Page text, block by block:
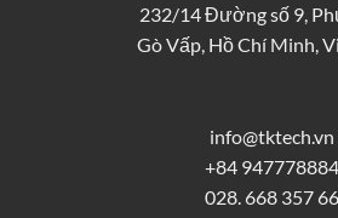
232/14 Đường số 9,
Gò Vấp, Hồ Chí Minh,
info@tktech.vn
+84 947778884
028. 668 357 66